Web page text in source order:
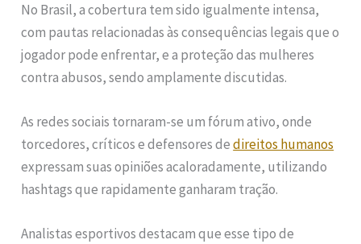
No Brasil, a cobertura tem sido igualmente intensa,
com pautas relacionadas às consequências legais que o
jogador pode enfrentar, e a proteção das mulheres
contra abusos, sendo amplamente discutidas.
As redes sociais tornaram-se um fórum ativo, onde
torcedores, críticos e defensores dedireitos humanos
expressam suas opiniões acaloradamente, utilizando
hashtags que rapidamente ganharam tração.
Analistas esportivos destacam que esse tipo de